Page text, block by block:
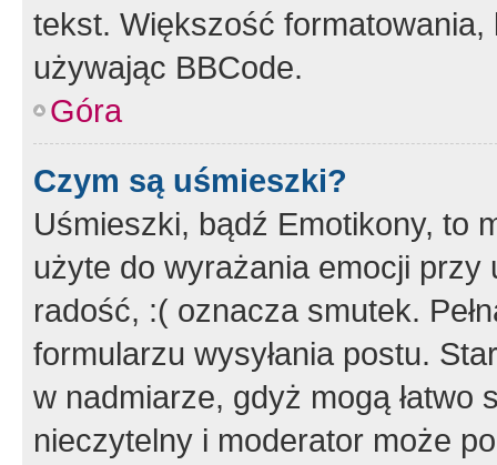
tekst. Większość
używając BBCode.
Góra
Czym są uśmieszki?
Uśmieszki, bądź Emotikony, to
użyte do wyrażania emocji
radość, :( oznacza smutek.
formularzu wysyłania postu.
w nadmiarze, gdyż mogą
nieczytelny i moderator może